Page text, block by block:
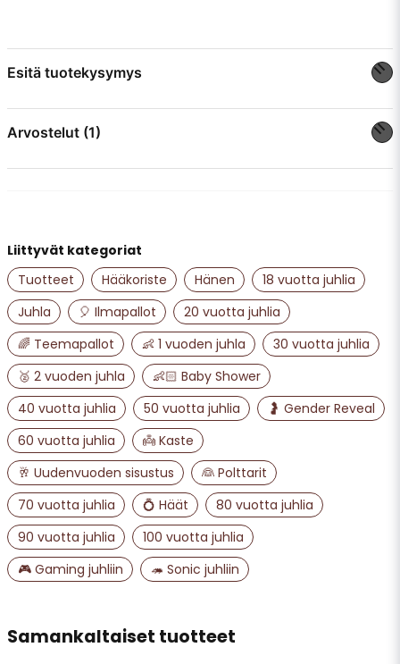
Esitä tuotekysymys
Kysy meiltä jotain tästä tuotteesta...
email
Sähköpostiosoite
Kyllä, saatte julkaista kysymykseni
Lähetä kysymys
Arvostelut (1)
Samankaltaiset tuotteet
Liittyvät kategoriat
Tuotteet
Hääkoriste Hänen
18 vuotta juhlia
Juhla
🎈 Ilmapallot
20 vuotta juhlia
🌈 Teemapallot
👶 1 vuoden juhla
30 vuotta juhlia
🥈 2 vuoden juhla
👶🏻 Baby Shower
40 vuotta juhlia
50 vuotta juhlia
🤰 Gender Reveal
60 vuotta juhlia
👼 Kaste
🥂 Uudenvuoden sisustus
👰 Polttarit
70 vuotta juhlia
💍 Häät
80 vuotta juhlia
90 vuotta juhlia
100 vuotta juhlia
🎮 Gaming juhliin
🦔 Sonic juhliin